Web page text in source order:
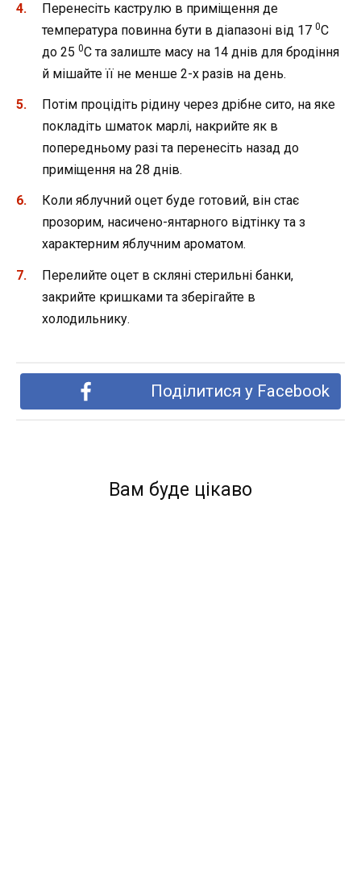
Перенесіть каструлю в приміщення де
температура повинна бути в діапазоні від 17 0С
до 25 0С та залиште масу на 14 днів для бродіння
й мішайте її не менше 2-х разів на день.
Потім процідіть рідину через дрібне сито, на яке
покладіть шматок марлі, накрийте як в
попередньому разі та перенесіть назад до
приміщення на 28 днів.
Коли яблучний оцет буде готовий, він стає
прозорим, насичено-янтарного відтінку та з
характерним яблучним ароматом.
Перелийте оцет в скляні стерильні банки,
закрийте кришками та зберігайте в
холодильнику.
Поділитися у Facebook
Вам буде цікаво